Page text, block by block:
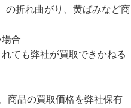
の折れ曲がり、黄ばみなど商
合
ても弊社が買取できかねる
商品の買取価格を弊社保有